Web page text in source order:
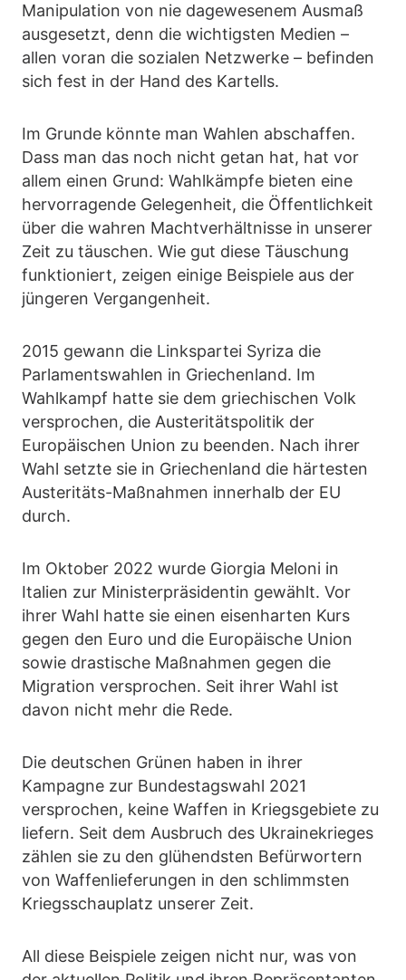
Manipulation von nie dagewesenem Ausmaß
ausgesetzt, denn die wichtigsten Medien –
allen voran die sozialen Netzwerke – befinden
sich fest in der Hand des Kartells.
Im Grunde könnte man Wahlen abschaffen.
Dass man das noch nicht getan hat, hat vor
allem einen Grund: Wahlkämpfe bieten eine
hervorragende Gelegenheit, die Öffentlichkeit
über die wahren Machtverhältnisse in unserer
Zeit zu täuschen. Wie gut diese Täuschung
funktioniert, zeigen einige Beispiele aus der
jüngeren Vergangenheit.
2015 gewann die Linkspartei Syriza die
Parlamentswahlen in Griechenland. Im
Wahlkampf hatte sie dem griechischen Volk
versprochen, die Austeritätspolitik der
Europäischen Union zu beenden. Nach ihrer
Wahl setzte sie in Griechenland die härtesten
Austeritäts-Maßnahmen innerhalb der EU
durch.
Im Oktober 2022 wurde Giorgia Meloni in
Italien zur Ministerpräsidentin gewählt. Vor
ihrer Wahl hatte sie einen eisenharten Kurs
gegen den Euro und die Europäische Union
sowie drastische Maßnahmen gegen die
Migration versprochen. Seit ihrer Wahl ist
davon nicht mehr die Rede.
Die deutschen Grünen haben in ihrer
Kampagne zur Bundestagswahl 2021
versprochen, keine Waffen in Kriegsgebiete zu
liefern. Seit dem Ausbruch des Ukrainekrieges
zählen sie zu den glühendsten Befürwortern
von Waffenlieferungen in den schlimmsten
Kriegsschauplatz unserer Zeit.
All diese Beispiele zeigen nicht nur, was von